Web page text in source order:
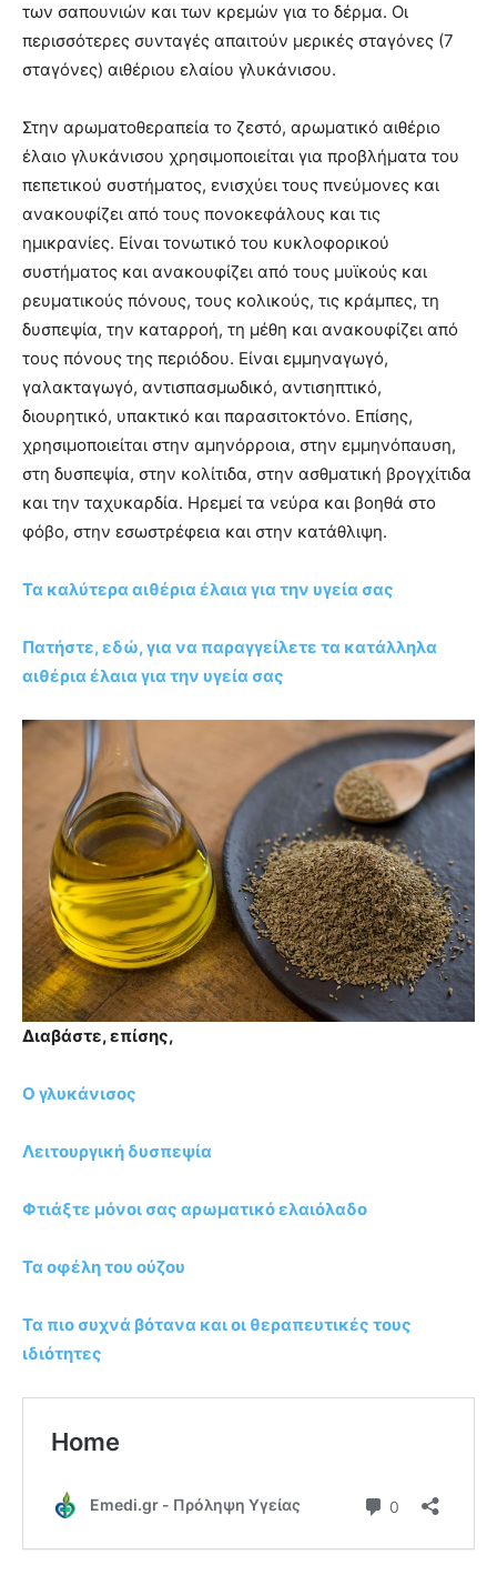
των σαπουνιών και των κρεμών για το δέρμα. Οι
περισσότερες συνταγές απαιτούν μερικές σταγόνες (7
σταγόνες) αιθέριου ελαίου γλυκάνισου.
Στην αρωματοθεραπεία το ζεστό, αρωματικό αιθέριο
έλαιο γλυκάνισου χρησιμοποιείται για προβλήματα του
πεπετικού συστήματος, ενισχύει τους πνεύμονες και
ανακουφίζει από τους πονοκεφάλους και τις
ημικρανίες. Είναι τονωτικό του κυκλοφορικού
συστήματος και ανακουφίζει από τους μυϊκούς και
ρευματικούς πόνους, τους κολικούς, τις κράμπες, τη
δυσπεψία, την καταρροή, τη μέθη και ανακουφίζει από
τους πόνους της περιόδου. Είναι εμμηναγωγό,
γαλακταγωγό, αντισπασμωδικό, αντισηπτικό,
διουρητικό, υπακτικό και παρασιτοκτόνο. Επίσης,
χρησιμοποιείται στην αμηνόρροια, στην εμμηνόπαυση,
στη δυσπεψία, στην κολίτιδα, στην ασθματική βρογχίτιδα
και την ταχυκαρδία. Ηρεμεί τα νεύρα και βοηθά στο
φόβο, στην εσωστρέφεια και στην κατάθλιψη.
Τα καλύτερα αιθέρια έλαια για την υγεία σας
Πατήστε, εδώ, για να παραγγείλετε τα κατάλληλα
αιθέρια έλαια για την υγεία σας
Διαβάστε, επίσης,
Ο γλυκάνισος
Λειτουργική δυσπεψία
Φτιάξτε μόνοι σας αρωματικό ελαιόλαδο
Τα οφέλη του ούζου
Τα πιο συχνά βότανα και οι θεραπευτικές τους
ιδιότητες